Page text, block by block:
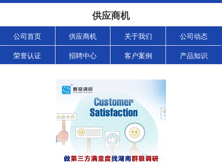
供应商机
公司首页 供应商机 关于我们 公司动态
荣誉认证 招聘中心 客户案例 产品知识